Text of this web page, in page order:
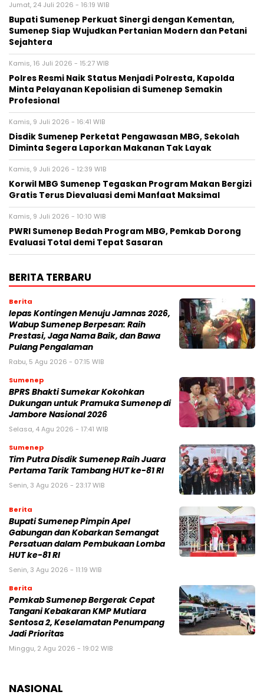
Jumat, 24 Juli 2026 - 16:19 WIB
Bupati Sumenep Perkuat Sinergi dengan Kementan,
Sumenep Siap Wujudkan Pertanian Modern dan Petani
Sejahtera
Kamis, 16 Juli 2026 - 15:27 WIB
Polres Resmi Naik Status Menjadi Polresta, Kapolda
Minta Pelayanan Kepolisian di Sumenep Semakin
Profesional
Kamis, 9 Juli 2026 - 16:41 WIB
Disdik Sumenep Perketat Pengawasan MBG, Sekolah
Diminta Segera Laporkan Makanan Tak Layak
Kamis, 9 Juli 2026 - 12:39 WIB
Korwil MBG Sumenep Tegaskan Program Makan Bergizi
Gratis Terus Dievaluasi demi Manfaat Maksimal
Kamis, 9 Juli 2026 - 10:10 WIB
PWRI Sumenep Bedah Program MBG, Pemkab Dorong
Evaluasi Total demi Tepat Sasaran
BERITA TERBARU
Berita
lepas Kontingen Menuju Jamnas 2026,
Wabup Sumenep Berpesan: Raih
Prestasi, Jaga Nama Baik, dan Bawa
Pulang Pengalaman
Rabu, 5 Agu 2026 - 07:15 WIB
Sumenep
BPRS Bhakti Sumekar Kokohkan
Dukungan untuk Pramuka Sumenep di
Jambore Nasional 2026
Selasa, 4 Agu 2026 - 17:41 WIB
Sumenep
Tim Putra Disdik Sumenep Raih Juara
Pertama Tarik Tambang HUT ke-81 RI
Senin, 3 Agu 2026 - 23:17 WIB
Berita
Bupati Sumenep Pimpin Apel
Gabungan dan Kobarkan Semangat
Persatuan dalam Pembukaan Lomba
HUT ke-81 RI
Senin, 3 Agu 2026 - 11:19 WIB
Berita
Pemkab Sumenep Bergerak Cepat
Tangani Kebakaran KMP Mutiara
Sentosa 2, Keselamatan Penumpang
Jadi Prioritas
Minggu, 2 Agu 2026 - 19:02 WIB
NASIONAL